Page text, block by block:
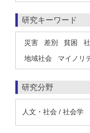
研究キーワード
災害 差別 貧困
地域社会
マイノリ
研究分野
人文・社会 / 社会学